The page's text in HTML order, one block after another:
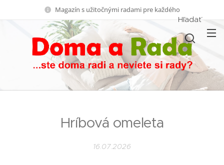
Magazín s užitočnými radami pre každého
Hľadať
Hríbová omeleta
16.07.2026